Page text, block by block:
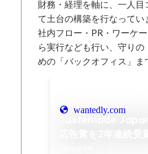
財務・経理を軸に、一人
て土台の構築を行なってい
社内フロー・PR・ワーケ
ら実行なども行い、守り
めの「バックオフィス」ま
wantedly.com